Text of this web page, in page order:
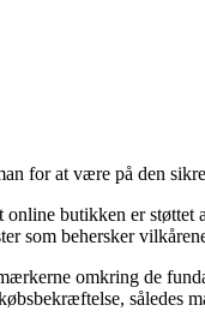
for at være på den
butikken er
som behersker
omkring de